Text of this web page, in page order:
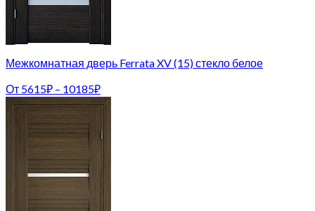
Межкомнатная дверь Ferrata XV (15) стекло белое
От 5615₽ – 10185₽